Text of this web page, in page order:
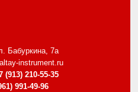
Бабуркина, 7а
instrument.ru
(913) 210-55-35
991-49-96